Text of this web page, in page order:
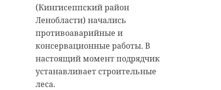
(Кингисеппский район
Ленобласти) начались
противоаварийные и
консервационные работы. В
настоящий момент подрядчик
устанавливает строительные
леса.
приозерск
Поделиться статьей: